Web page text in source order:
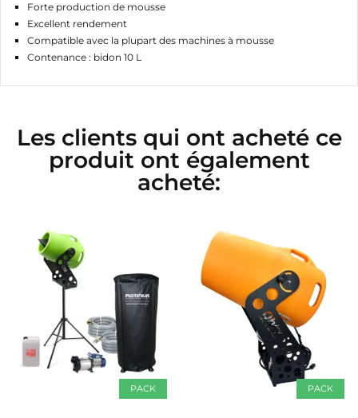
Forte production de mousse
Excellent rendement
Compatible avec la plupart des machines à mousse
Contenance : bidon 10 L
Les clients qui ont acheté ce
produit ont également
acheté:
PACK PACK